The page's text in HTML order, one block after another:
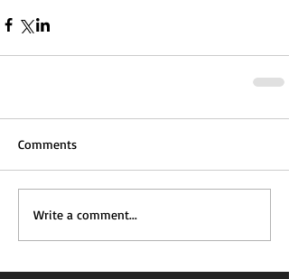
Comments
Write a comment...